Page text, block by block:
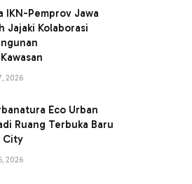
IKN-Pemprov Jawa
Jajaki Kolaborasi
2026
Eco Urban
Ruang Terbuka Baru
City
2026